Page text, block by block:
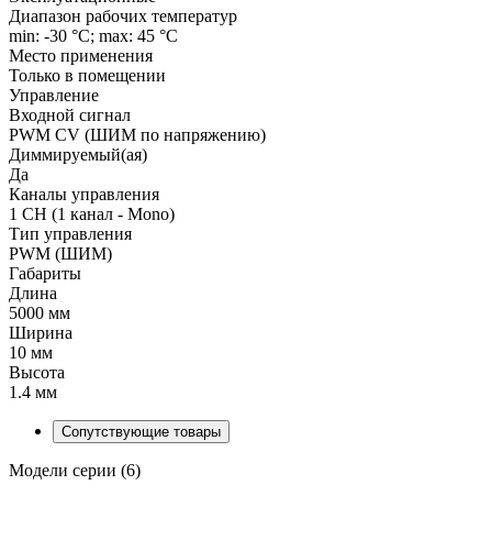
Диапазон рабочих температур
min: -30 °C; max: 45 °C
Место применения
Только в помещении
Управление
Входной сигнал
PWM СV (ШИМ по напряжению)
Диммируемый(ая)
Да
Каналы управления
1 CH (1 канал - Mono)
Тип управления
PWM (ШИМ)
Габариты
Длина
5000 мм
Ширина
10 мм
Высота
1.4 мм
Сопутствующие товары
Модели серии (6)